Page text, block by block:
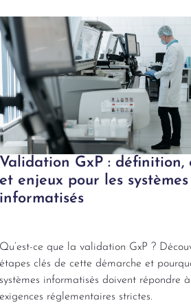
Validation GxP : définition,
et enjeux pour les systèmes
informatisés
Qu’est-ce que la validation GxP ?
étapes clés de cette démarche et
systèmes informatisés doivent répondre
exigences réglementaires strictes.